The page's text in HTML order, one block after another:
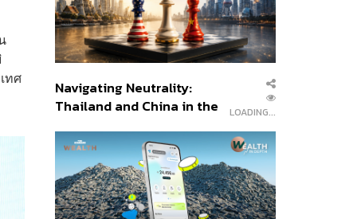
ทศ
Navigating Neutrality:
Thailand and China in the
Order
LOADING...